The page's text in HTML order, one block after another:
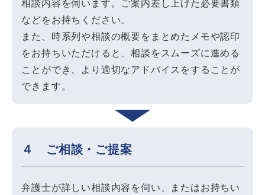
相談内容を伺います。ご案内差し上げた必要書類
などをお持ちください。
また、時系列や相談の概要をまとめたメモや認印
をお持ちいただけると、相談をスムーズに進める
ことができ、より適切なアドバイスをすることが
できます。
４ ご相談・ご提案
弁護士が詳しい相談内容を伺い、またはお持ちい